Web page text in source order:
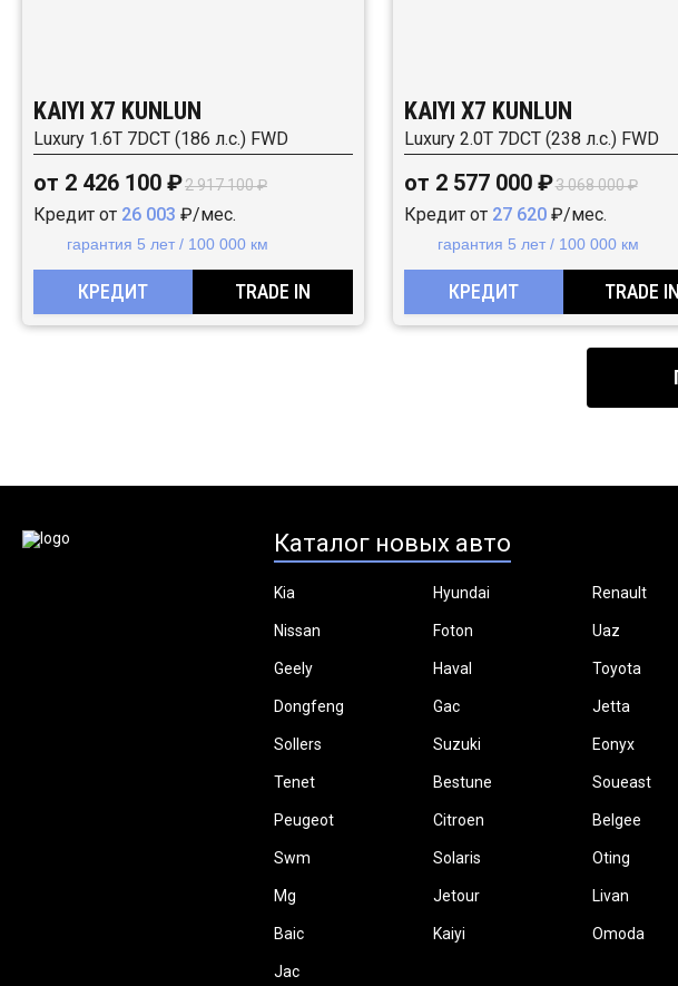
KAIYI X7 KUNLUN
Luxury 1.6T 7DCT (186 л.с.) FWD
от 2 426 100 ₽2 917 100 ₽
Кредит от 26 003 ₽/мес.
гарантия 5 лет / 100 000 км
КРЕДИТ TRADE IN
KAIYI X7 KUNLUN
Luxury 2.0T 7DCT (238 л.с.) FWD
от 2 577 000 ₽3 068 000 ₽
Кредит от 27 620₽/мес.
гарантия 5 лет / 100 000 км
КРЕДИТ TRADE IN
Каталог новых авто
Kia Hyundai Renault
Nissan Foton Uaz
Geely Haval Toyota
Dongfeng Gac Jetta
Sollers Suzuki Eonyx
Tenet Bestune Soueast
Peugeot Citroen Belgee
Swm Solaris Oting
Mg Jetour Livan
Baic Kaiyi Omoda
Jac